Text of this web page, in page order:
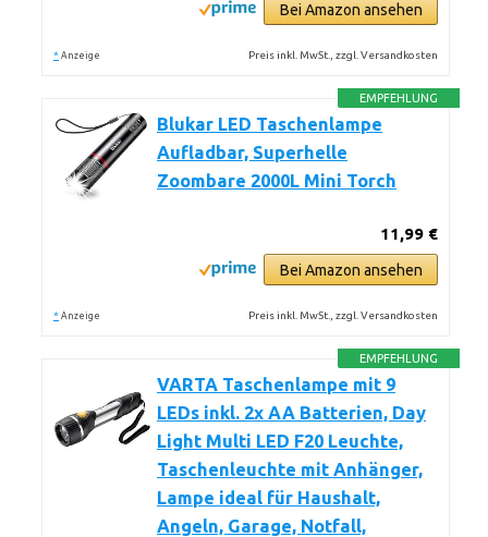
Bei Amazon ansehen
* Anzeige Preis inkl. MwSt., zzgl. Versandkosten
EMPFEHLUNG
Blukar LED Taschenlampe
Aufladbar, Superhelle
Zoombare 2000L Mini Torch
11,99 €
Bei Amazon ansehen
* Anzeige Preis inkl. MwSt., zzgl. Versandkosten
EMPFEHLUNG
VARTA Taschenlampe mit 9
LEDs inkl. 2x AA Batterien, Day
Light Multi LED F20 Leuchte,
Taschenleuchte mit Anhänger,
Lampe ideal für Haushalt,
Angeln, Garage, Notfall,